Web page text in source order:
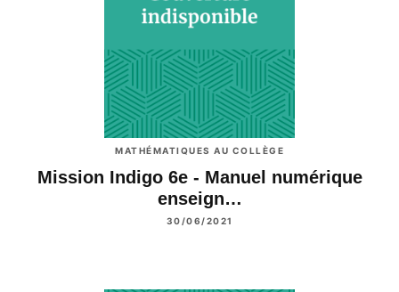
MATHÉMATIQUES AU COLLÈGE
Mission Indigo 6e - Manuel numérique
enseign…
30/06/2021